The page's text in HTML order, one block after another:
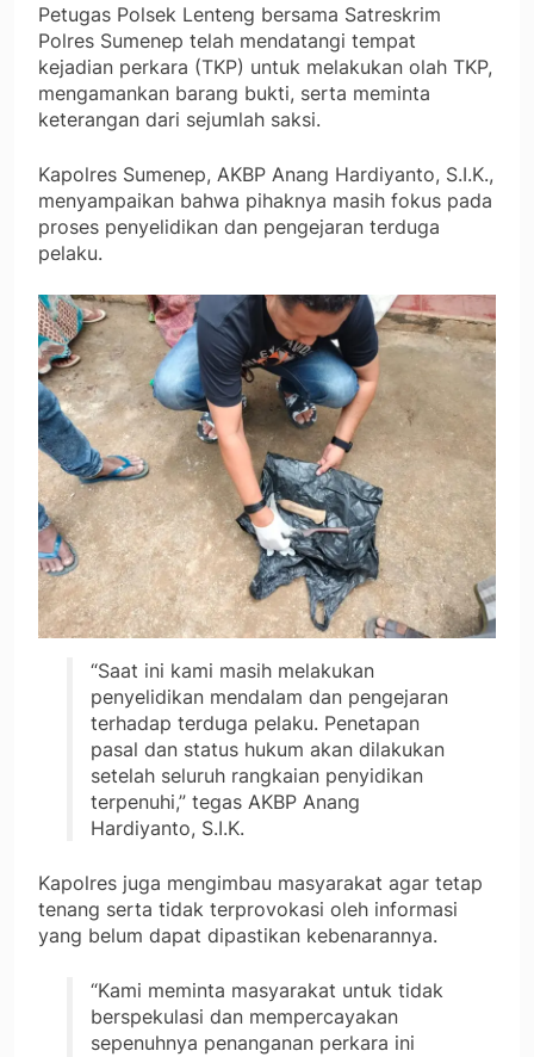
Petugas Polsek Lenteng bersama Satreskrim
Polres Sumenep telah mendatangi tempat
kejadian perkara (TKP) untuk melakukan olah TKP,
mengamankan barang bukti, serta meminta
keterangan dari sejumlah saksi.
Kapolres Sumenep, AKBP Anang Hardiyanto, S.I.K.,
menyampaikan bahwa pihaknya masih fokus pada
proses penyelidikan dan pengejaran terduga
pelaku.
“Saat ini kami masih melakukan
penyelidikan mendalam dan pengejaran
terhadap terduga pelaku. Penetapan
pasal dan status hukum akan dilakukan
setelah seluruh rangkaian penyidikan
terpenuhi,” tegas AKBP Anang
Hardiyanto, S.I.K.
Kapolres juga mengimbau masyarakat agar tetap
tenang serta tidak terprovokasi oleh informasi
yang belum dapat dipastikan kebenarannya.
“Kami meminta masyarakat untuk tidak
berspekulasi dan mempercayakan
sepenuhnya penanganan perkara ini